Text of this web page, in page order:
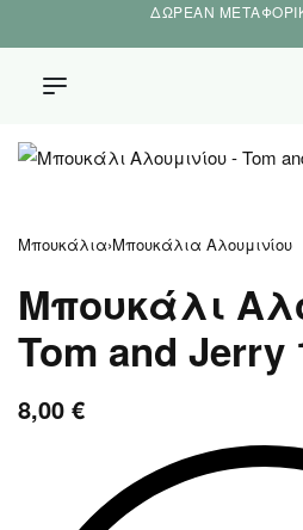
ΔΩΡΕΑΝ
Μπουκάλια›Μπουκάλια Αλουμινίου
Μπουκάλι
Tom and Jerry
8,00 €